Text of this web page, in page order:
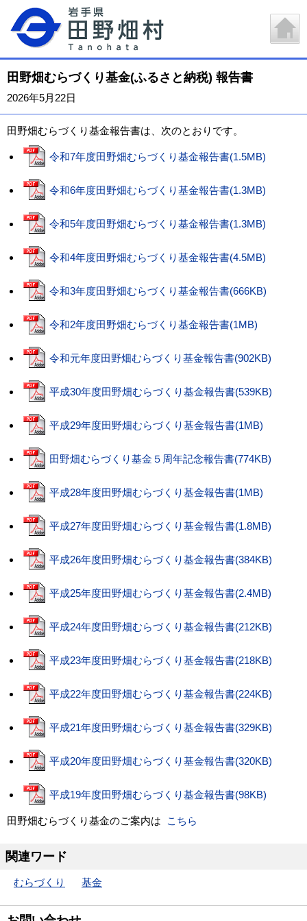
田野畑むらづくり基金(ふるさと納税) 報告書
2026年5月22日
田野畑むらづくり基金報告書は、次のとおりです。
令和7年度田野畑むらづくり基金報告書(1.5MB)
令和6年度田野畑むらづくり基金報告書(1.3MB)
令和5年度田野畑むらづくり基金報告書(1.3MB)
令和4年度田野畑むらづくり基金報告書(4.5MB)
令和3年度田野畑むらづくり基金報告書(666KB)
令和2年度田野畑むらづくり基金報告書(1MB)
令和元年度田野畑むらづくり基金報告書(902KB)
平成30年度田野畑むらづくり基金報告書(539KB)
平成29年度田野畑むらづくり基金報告書(1MB)
田野畑むらづくり基金５周年記念報告書(774KB)
平成28年度田野畑むらづくり基金報告書(1MB)
平成27年度田野畑むらづくり基金報告書(1.8MB)
平成26年度田野畑むらづくり基金報告書(384KB)
平成25年度田野畑むらづくり基金報告書(2.4MB)
平成24年度田野畑むらづくり基金報告書(212KB)
平成23年度田野畑むらづくり基金報告書(218KB)
平成22年度田野畑むらづくり基金報告書(224KB)
平成21年度田野畑むらづくり基金報告書(329KB)
平成20年度田野畑むらづくり基金報告書(320KB)
平成19年度田野畑むらづくり基金報告書(98KB)
田野畑むらづくり基金のご案内は こちら
関連ワード
むらづくり 基金